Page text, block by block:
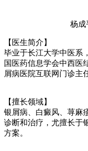
杨成
【医生简介】
毕业于长江大学中医系
国医药信息学会中西医
屑病医院互联网门诊主
【擅长领域】
银屑病、白癜风、荨麻
诊断和治疗，尤擅长于
方案。